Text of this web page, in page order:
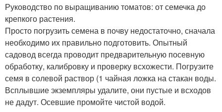
Руководство по выращиванию томатов: от семечка до
крепкого растения.
Просто погрузить семена в почву недостаточно, сначала
необходимо их правильно подготовить. Опытный
садовод всегда проводит предварительную посевную
обработку, калибровку и проверку всхожести. Погрузите
семя в солевой раствор (1 чайная ложка на стакан воды.
Всплывшие экземпляры удалите, они пустые и всходов
не дадут. Осевшие промойте чистой водой.